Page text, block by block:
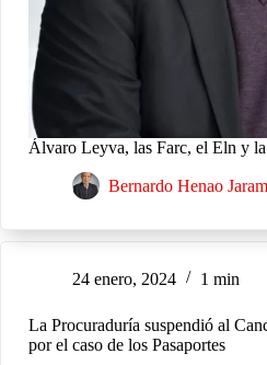
Álvaro Leyva, las Farc, el Eln y
Bernardo Henao
24 enero, 2024 1 min
La Procuraduría suspendió al
por el caso de los Pasaportes